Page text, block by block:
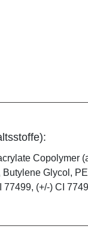
Copolymer
Glycol,
(+/-) CI